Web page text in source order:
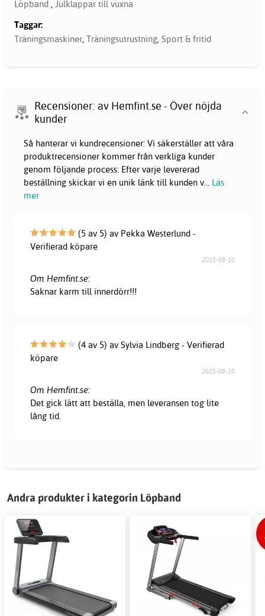
Löpband , Julklappar till vuxna
Taggar:
Träningsmaskiner, Träningsutrustning, Sport & fritid
Recensioner: av Hemfint.se - Över nöjda
kunder
Så hanterar vi kundrecensioner: Vi säkerställer att våra
produktrecensioner kommer från verkliga kunder
genom följande process: Efter varje levererad
beställning skickar vi en unik länk till kunden v... Läs
mer
(5 av 5) av Pekka Westerlund -
Verifierad köpare
2025-08-10
Om Hemfint.se:
Saknar karm till innerdörr!!!
(4 av 5) av Sylvia Lindberg - Verifierad
köpare
2025-08-10
Om Hemfint.se:
Det gick lätt att beställa, men leveransen tog lite
lång tid.
Andra produkter i kategorin Löpband